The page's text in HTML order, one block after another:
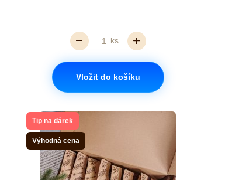
ks
Vložit do košíku
Tip na dárek
Výhodná cena